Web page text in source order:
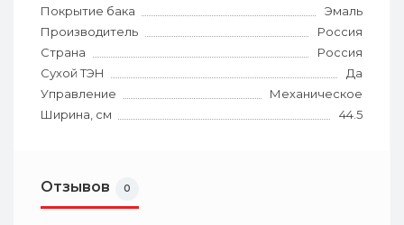
Покрытие бака
Эмаль
Производитель
Россия
Страна
Россия
Сухой ТЭН
Да
Управление
Механическое
Ширина, см
44.5
Отзывов 0